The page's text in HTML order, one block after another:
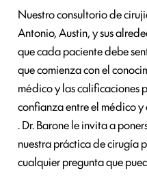
Nuestro consultorio de
Antonio, Austin, y sus
que cada paciente debe
que comienza con el
médico y las calificaciones
confianza entre el médico
. Dr. Barone le invita a
nuestra práctica de cirugía
cualquier pregunta que